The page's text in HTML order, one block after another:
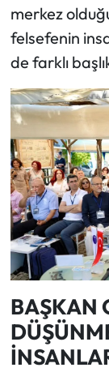
merkez
felsefenin
de farklı
BAŞKAN